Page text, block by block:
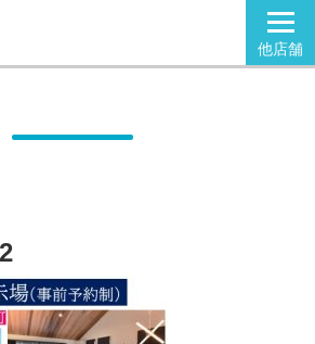
他店舗